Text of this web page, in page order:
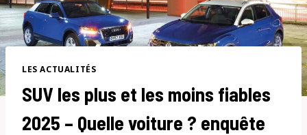
LES ACTUALITÉS
SUV les plus et les moins fiables
2025 – Quelle voiture ? enquête